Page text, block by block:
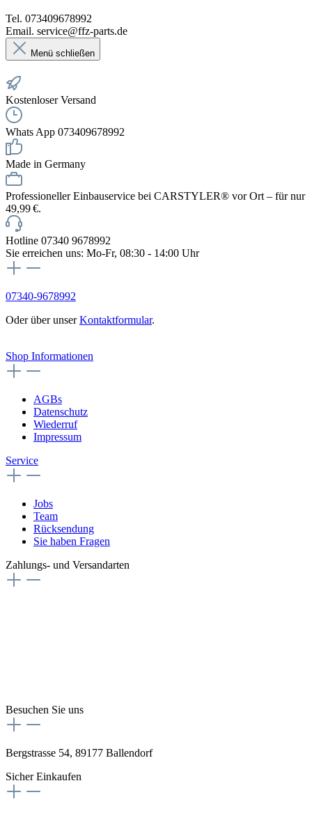
Tel. 073409678992
Email. service@ffz-parts.de
Menü schließen
Kostenloser Versand
Whats App 073409678992
Made in Germany
Professioneller Einbauservice bei CARSTYLER® vor Ort – für nur
49,99 €.
Hotline 07340 9678992
Sie erreichen uns: Mo-Fr, 08:30 - 14:00 Uhr
07340-9678992
Oder über unserKontaktformular.
Shop Informationen
AGBs
Datenschutz
Wiederruf
Impressum
Service
Jobs
Team
Rücksendung
Sie haben Fragen
Zahlungs- und Versandarten
Besuchen Sie uns
Bergstrasse 54, 89177 Ballendorf
Sicher Einkaufen